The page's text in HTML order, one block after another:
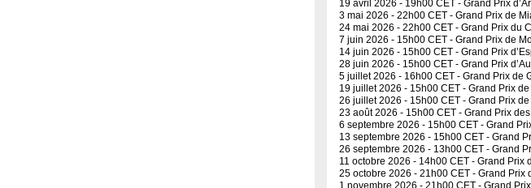
19 avril 2026 - 19h00 CET - Grand Prix
3 mai 2026 - 22h00 CET - Grand Prix de
24 mai 2026 - 22h00 CET - Grand Prix du
7 juin 2026 - 15h00 CET - Grand Prix de
14 juin 2026 - 15h00 CET - Grand Prix
28 juin 2026 - 15h00 CET - Grand Prix
5 juillet 2026 - 16h00 CET - Grand Prix de
19 juillet 2026 - 15h00 CET - Grand Prix
26 juillet 2026 - 15h00 CET - Grand Prix
23 août 2026 - 15h00 CET - Grand Prix
6 septembre 2026 - 15h00 CET - Grand
13 septembre 2026 - 15h00 CET - Grand
26 septembre 2026 - 13h00 CET - Grand
11 octobre 2026 - 14h00 CET - Grand Prix
25 octobre 2026 - 21h00 CET - Grand Prix
1 novembre 2026 - 21h00 CET - Grand